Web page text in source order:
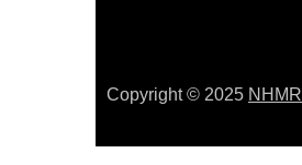
Copyright © 2025 NHMR